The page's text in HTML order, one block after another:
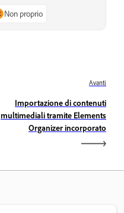
Non proprio
Avanti
Importazione di contenuti
multimediali tramite Elements
Organizer incorporato